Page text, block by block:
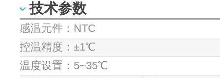
技术参数
感温元件：NTC
控温精度：±1℃
温度设置：5~35℃